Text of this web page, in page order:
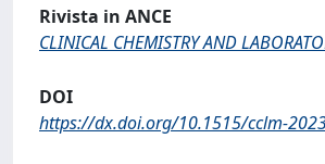
Rivista in ANCE
CLINICAL CHEMISTRY AND
DOI
https://dx.doi.org/10.1515/cclm-